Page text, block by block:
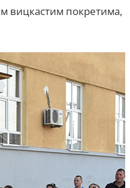
вицкастим покретима,